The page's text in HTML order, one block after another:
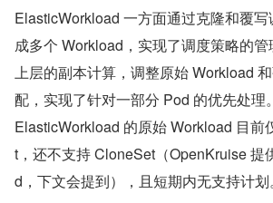
ElasticWorkload 一方面通过克隆和覆
成多个 Workload，实现了调度策略的
上层的副本计算，调整原始 Workload
配，实现了针对一部分 Pod 的优先处理。
ElasticWorkload 的原始 Workload 目前
t，还不支持 CloneSet（OpenKruise 提
d，下文会提到），且短期内无支持计划。